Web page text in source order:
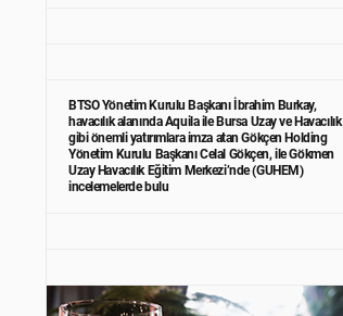
BTSO Yönetim Kurulu Başkanı İbrahim Burkay,
havacılık alanında Aquila ile Bursa Uzay ve Havacılık
gibi önemli yatırımlara imza atan Gökçen Holding
Yönetim Kurulu Başkanı Celal Gökçen, ile Gökmen
Uzay Havacılık Eğitim Merkezi’nde (GUHEM)
incelemelerde bulu